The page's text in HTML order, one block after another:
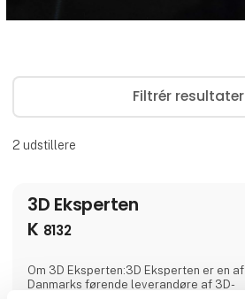
Filtrér resultater
2 udstillere
3D Eksperten
K 8132
Om 3D Eksperten:3D Eksperten er en af
Danmarks førende leverandøre af 3D-